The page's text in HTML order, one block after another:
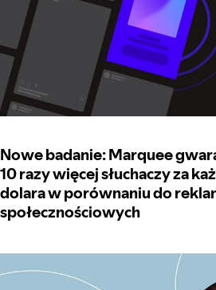
Nowe badanie: Marquee
10 razy więcej słuchaczy za
dolara w porównaniu do
społecznościowych